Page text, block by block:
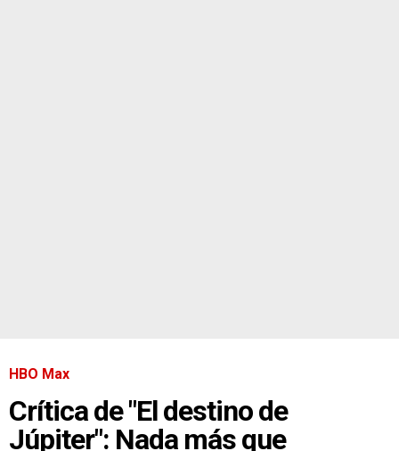
HBO Max
Crítica de "El destino de
Júpiter": Nada más que